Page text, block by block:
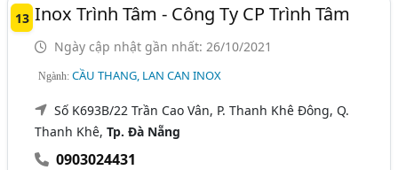
13 Inox Trình Tâm - Công Ty CP Trình Tâm
Ngày cập nhật gần nhất: 26/10/2021
Ngành:CẦU THANG, LAN CAN INOX
Số K693B/22 Trần Cao Vân, P. Thanh Khê Đông, Q.
Thanh Khê,Tp. Đà Nẵng
0903024431